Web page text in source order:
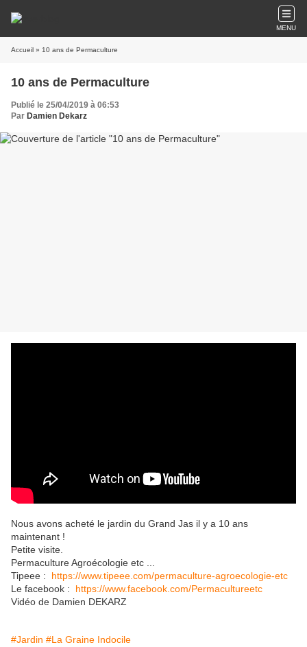
MENU
Accueil » 10 ans de Permaculture
10 ans de Permaculture
Publié le 25/04/2019 à 06:53
Par Damien Dekarz
Nous avons acheté le jardin du Grand Jas il y a 10 ans
maintenant !
Petite visite.
Permaculture Agroécologie etc ...
Tipeee : https://www.tipeee.com/permaculture-agroecologie-etc
Le facebook : https://www.facebook.com/Permacultureetc
Vidéo de Damien DEKARZ
#Jardin #La Graine Indocile